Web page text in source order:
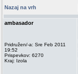
Nazaj na vrh
ambasador
Pridružen/-a: Sre Feb 2011
19:52
Prispevkov: 6270
Kraj: Izola